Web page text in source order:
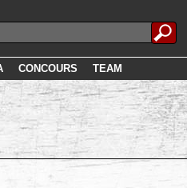
CONCOURS TEAM